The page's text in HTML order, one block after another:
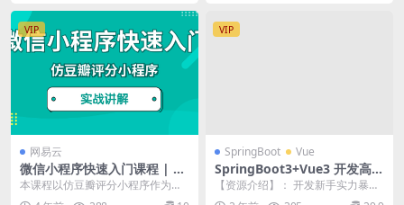
VIP
网易云
微信小程序快速入门课程 | 完
结
本课程以仿豆瓣评分小程序作为载
体，进行小程序基础知识的讲解，
VIP
SpringBoot Vue
SpringBoot3+Vue3 开发高并
发秒杀抢购系统
【资源介绍】： 开发新手实力暴涨
实战课，热门业务+主流技术+全栈